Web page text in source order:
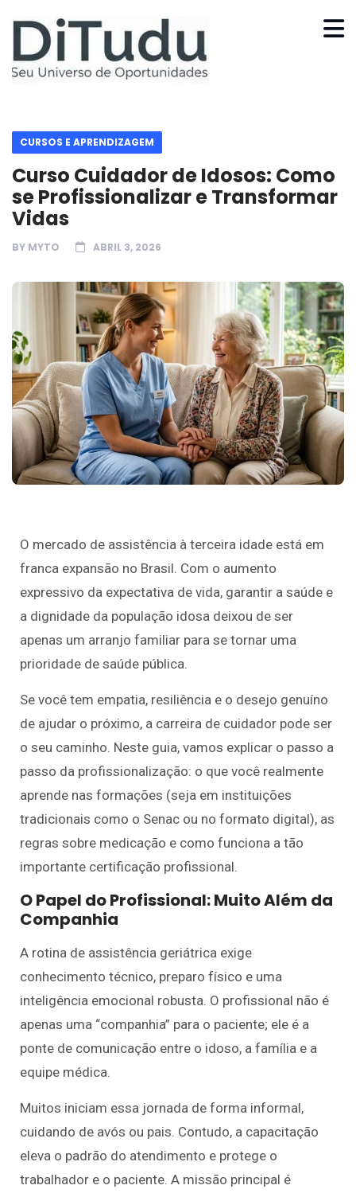
CURSOS E APRENDIZAGEM
Curso Cuidador de Idosos: Como
se Profissionalizar e Transformar
Vidas
BY MYTO ABRIL 3, 2026
O mercado de assistência à terceira idade está em
franca expansão no Brasil. Com o aumento
expressivo da expectativa de vida, garantir a saúde e
a dignidade da população idosa deixou de ser
apenas um arranjo familiar para se tornar uma
prioridade de saúde pública.
Se você tem empatia, resiliência e o desejo genuíno
de ajudar o próximo, a carreira de cuidador pode ser
o seu caminho. Neste guia, vamos explicar o passo a
passo da profissionalização: o que você realmente
aprende nas formações (seja em instituições
tradicionais como o Senac ou no formato digital), as
regras sobre medicação e como funciona a tão
importante certificação profissional.
O Papel do Profissional: Muito Além da
Companhia
A rotina de assistência geriátrica exige
conhecimento técnico, preparo físico e uma
inteligência emocional robusta. O profissional não é
apenas uma “companhia” para o paciente; ele é a
ponte de comunicação entre o idoso, a família e a
equipe médica.
Muitos iniciam essa jornada de forma informal,
cuidando de avós ou pais. Contudo, a capacitação
eleva o padrão do atendimento e protege o
trabalhador e o paciente. A missão principal é